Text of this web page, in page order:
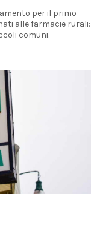
per il primo
alle farmacie rurali:
comuni.